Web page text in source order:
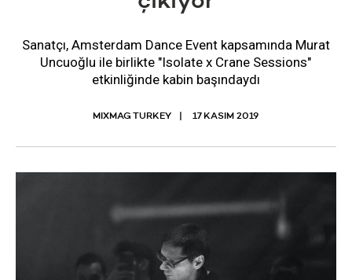
Sanatçı, Amsterdam Dance Event kapsamında Murat
Uncuoğlu ile birlikte "Isolate x Crane Sessions"
etkinliğinde kabin başındaydı
MIXMAG TURKEY 17 KASIM 2019